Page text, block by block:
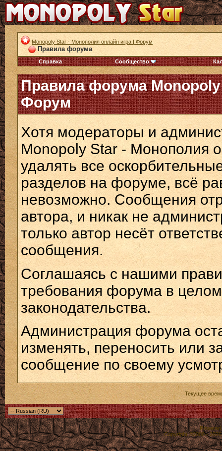
Monopoly Star - Монополия онлайн игра | Форум
Правила форума
Справка Сообщество
Правила форума
Форум
Хотя модераторы и
Monopoly Star - Монополия
удалять все
разделов на форуме, всё
невозможно. Сообщения
автора, и никак не
только автор несёт
сообщения.
Соглашаясь с нашими
требования форума в
законодательства.
Администрация форума
изменять, переносить или
сообщение по своему
Текущее
Powered
Copyright ©2000 -